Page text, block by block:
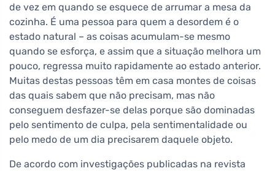
de vez em quando se esquece de arrumar a mesa da
cozinha. É uma pessoa para quem a desordem é o
estado natural – as coisas acumulam-se mesmo
quando se esforça, e assim que a situação melhora um
pouco, regressa muito rapidamente ao estado anterior.
Muitas destas pessoas têm em casa montes de coisas
das quais sabem que não precisam, mas não
conseguem desfazer-se delas porque são dominadas
pelo sentimento de culpa, pela sentimentalidade ou
pelo medo de um dia precisarem daquele objeto.
De acordo com investigações publicadas na revista